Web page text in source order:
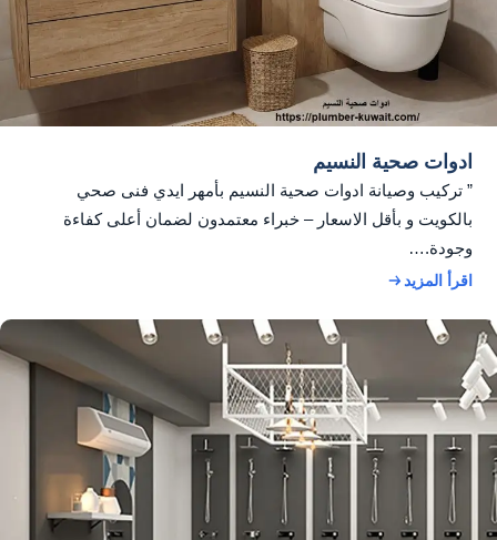
ادوات صحية النسيم
” تركيب وصيانة ادوات صحية النسيم بأمهر ايدي فنى صحي
بالكويت و بأقل الاسعار – خبراء معتمدون لضمان أعلى كفاءة
وجودة.…
اقرأ المزيد